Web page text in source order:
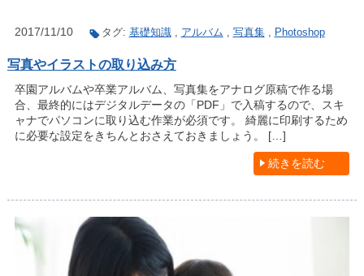
2017/11/10 タグ: 基礎知識, アルバム , 写真集, Photoshop
写真やイラストの取り込み方
卒園アルバムや卒業アルバム、写真集をアナログ原稿で作る場
合、最終的にはデジタルデータの「PDF」で入稿するので、スキ
ャナでパソコンに取り込む作業が必須です。 綺麗に印刷するため
に必要な設定をきちんとおさえておきましょう。 […]
続きを読む